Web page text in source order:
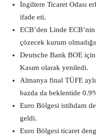
İngiltere Ticaret Odası
ifade eti.
ECB’den Linde
çözecek kurum
Deutsche Bank BOE
Kasım olarak yeniledi.
Almanya final TÜFE
bazda da beklentide
Euro Bölgesi istihdam
geldi.
Euro Bölgesi ticaret